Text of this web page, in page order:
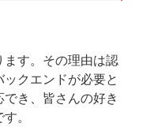
す。その理由は認
クエンドが必要と
き、皆さんの好き
。